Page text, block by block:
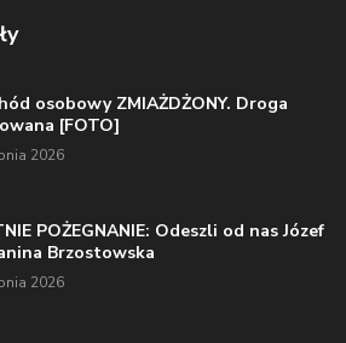
osobowy ZMIAŻDŻONY. Droga
[FOTO]
2026
POŻEGNANIE: Odeszli od nas Józef
Brzostowska
2026